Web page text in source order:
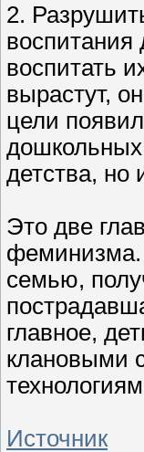
2.
воспитания
воспитать
вырастут,
цели
дошкольных
детства, но
Это две
феминизма.
семью,
главное,
клановыми
Источник